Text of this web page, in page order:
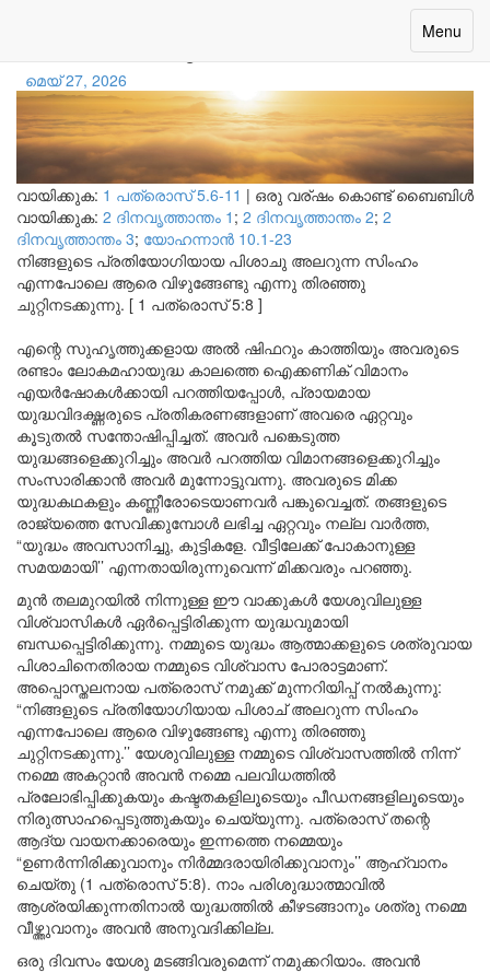
Toggle
Menu
മെയ് 27, 2026
വായിക്കുക: 1 പത്രൊസ് 5.6-11 | ഒരു വര്ഷം കൊണ്ട് ബൈബിൾ
വായിക്കുക: 2 ദിനവൃത്താന്തം 1 ; 2 ദിനവൃത്താന്തം 2; 2
ദിനവൃത്താന്തം 3; യോഹന്നാന്‍ 10.1-23
നിങ്ങളുടെ പ്രതിയോഗിയായ പിശാചു അലറുന്ന സിംഹം
എന്നപോലെ ആരെ വിഴുങ്ങേണ്ടു എന്നു തിരഞ്ഞു
ചുറ്റിനടക്കുന്നു. [ 1 പത്രൊസ് 5:8 ]
എന്റെ സുഹൃത്തുക്കളായ അൽ ഷിഫറും കാത്തിയും അവരുടെ
രണ്ടാം ലോകമഹായുദ്ധ കാലത്തെ ഐക്കണിക് വിമാനം
എയർഷോകൾക്കായി പറത്തിയപ്പോൾ, പ്രായമായ
യുദ്ധവിദഗ്ദ്ധരുടെ പ്രതികരണങ്ങളാണ് അവരെ ഏറ്റവും
കൂടുതൽ സന്തോഷിപ്പിച്ചത്. അവർ പങ്കെടുത്ത
യുദ്ധങ്ങളെക്കുറിച്ചും അവർ പറത്തിയ വിമാനങ്ങളെക്കുറിച്ചും
സംസാരിക്കാൻ അവർ മുന്നോട്ടുവന്നു. അവരുടെ മിക്ക
യുദ്ധകഥകളും കണ്ണീരോടെയാണവർ പങ്കുവെച്ചത്. തങ്ങളുടെ
രാജ്യത്തെ സേവിക്കുമ്പോൾ ലഭിച്ച ഏറ്റവും നല്ല വാർത്ത,
“യുദ്ധം അവസാനിച്ചു, കുട്ടികളേ. വീട്ടിലേക്ക് പോകാനുള്ള
സമയമായി’’ എന്നതായിരുന്നുവെന്ന് മിക്കവരും പറഞ്ഞു.
മുൻ തലമുറയിൽ നിന്നുള്ള ഈ വാക്കുകൾ യേശുവിലുള്ള
വിശ്വാസികൾ ഏർപ്പെട്ടിരിക്കുന്ന യുദ്ധവുമായി
ബന്ധപ്പെട്ടിരിക്കുന്നു. നമ്മുടെ യുദ്ധം ആത്മാക്കളുടെ ശത്രുവായ
പിശാചിനെതിരായ നമ്മുടെ വിശ്വാസ പോരാട്ടമാണ്.
അപ്പൊസ്തലനായ പത്രൊസ് നമുക്ക് മുന്നറിയിപ്പ് നൽകുന്നു:
“നിങ്ങളുടെ പ്രതിയോഗിയായ പിശാച് അലറുന്ന സിംഹം
എന്നപോലെ ആരെ വിഴുങ്ങേണ്ടു എന്നു തിരഞ്ഞു
ചുറ്റിനടക്കുന്നു.’’ യേശുവിലുള്ള നമ്മുടെ വിശ്വാസത്തിൽ നിന്ന്
നമ്മെ അകറ്റാൻ അവൻ നമ്മെ പലവിധത്തിൽ
പ്രലോഭിപ്പിക്കുകയും കഷ്ടതകളിലൂടെയും പീഡനങ്ങളിലൂടെയും
നിരുത്സാഹപ്പെടുത്തുകയും ചെയ്യുന്നു. പത്രൊസ് തന്റെ
ആദ്യ വായനക്കാരെയും ഇന്നത്തെ നമ്മെയും
“ഉണർന്നിരിക്കുവാനും നിർമ്മദരായിരിക്കുവാനും’’ ആഹ്വാനം
ചെയ്തു (1 പത്രൊസ് 5:8). നാം പരിശുദ്ധാത്മാവിൽ
ആശ്രയിക്കുന്നതിനാൽ യുദ്ധത്തിൽ കീഴടങ്ങാനും ശത്രു നമ്മെ
വീഴ്ത്തുവാനും അവൻ അനുവദിക്കില്ല.
ഒരു ദിവസം യേശു മടങ്ങിവരുമെന്ന് നമുക്കറിയാം. അവൻ